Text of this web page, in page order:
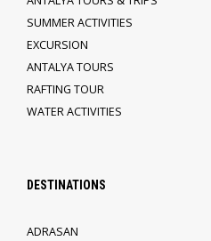
SUMMER ACTIVITIES
EXCURSION
ANTALYA TOURS
RAFTING TOUR
WATER ACTIVITIES
DESTINATIONS
ADRASAN